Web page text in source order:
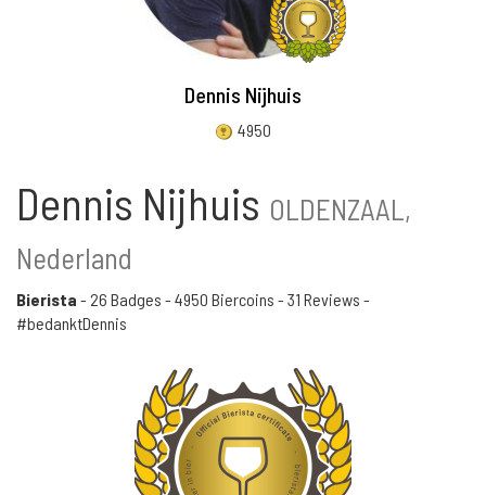
Dennis Nijhuis
4950
Dennis Nijhuis OLDENZAAL,
Nederland
Bierista - 26 Badges - 4950 Biercoins - 31 Reviews -
#bedanktDennis